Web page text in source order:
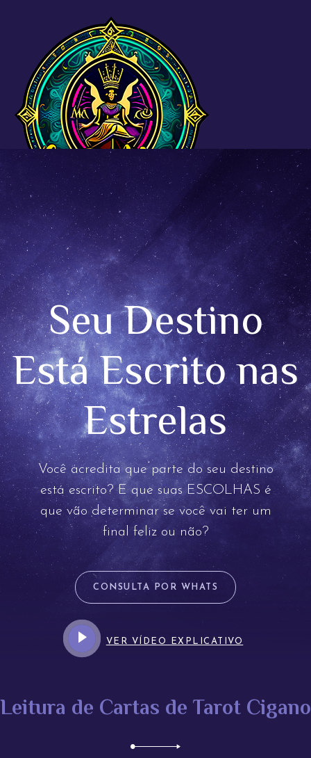
Cigano Miro Rosengerb
Seu Destino
Está Escrito nas
Estrelas
Você acredita que parte do seu destino
está escrito? E que suas ESCOLHAS é
que vão determinar se você vai ter um
final feliz ou não?
CONSULTA POR WHATS
VER VÍDEO EXPLICATIVO
Leitura de Cartas de Tarot Cigano